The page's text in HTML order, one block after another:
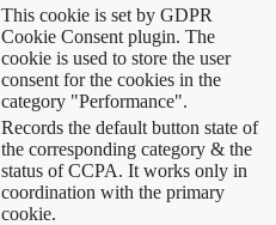
This cookie is set by GDPR
Cookie Consent plugin. The
cookie is used to store the user
consent for the cookies in the
category "Performance".
Records the default button state of
the corresponding category & the
status of CCPA. It works only in
coordination with the primary
cookie.